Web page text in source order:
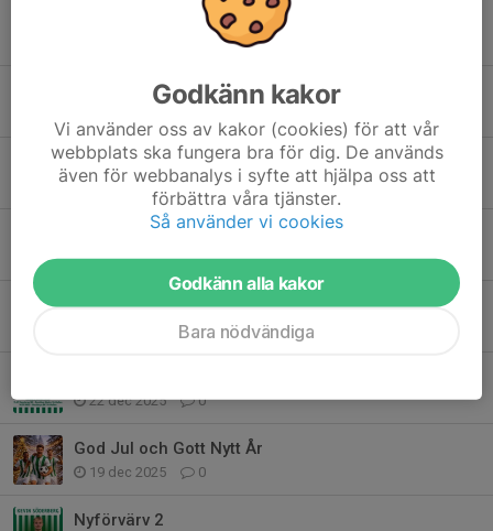
HBK och ungdomsfotboll
Nyförvärv 5
Nyförvärv 4
10 feb, 09:17 0
Första utomhusträningen
4 feb, 17:19 0
Nyförvärv 3
0
22 dec 2025 0
God Jul och Gott Nytt År
19 dec 2025 0
Nyförvärv 2
Godkänn kakor
Vi använder oss av kakor (cookies) för att vår
webbplats ska fungera bra för dig. De används
även för webbanalys i syfte att hjälpa oss att
förbättra våra tjänster.
Så använder vi cookies
Godkänn alla kakor
Bara nödvändiga